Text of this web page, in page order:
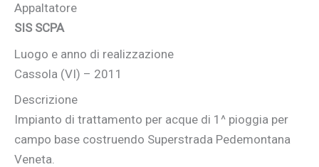
Appaltatore
SIS SCPA
Luogo e anno di realizzazione
Cassola (VI) – 2011
Descrizione
Impianto di trattamento per acque di 1^ pioggia per
campo base costruendo Superstrada Pedemontana
Veneta.